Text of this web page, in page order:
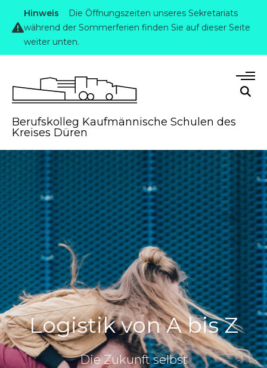
Hinweis
Die Öffnungszeiten unseres Sekretariats
während der Sommerferien finden Sie auf dieser Seite
weiter unten.
Berufskolleg Kaufmännische Schulen des
Kreises Düren
Logistik von A bis Z
Die Zukunft selbst